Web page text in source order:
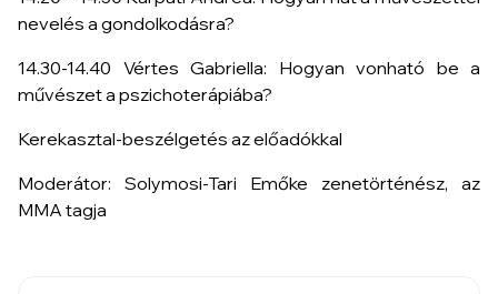
nevelés a gondolkodásra?
14.30-14.40 Vértes Gabriella: Hogyan vonható be a
művészet a pszichoterápiába?
Kerekasztal-beszélgetés az előadókkal
Moderátor: Solymosi-Tari Emőke zenetörténész, az
MMA tagja